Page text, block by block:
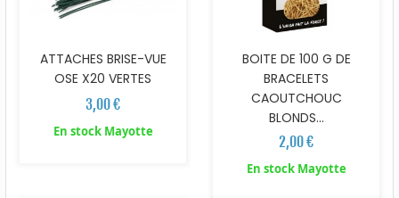
ATTACHES BRISE-VUE
OSE X20 VERTES
3,00 €
En stock Mayotte
BOITE DE 100 G DE
BRACELETS
CAOUTCHOUC
BLONDS...
2,00 €
En stock Mayotte